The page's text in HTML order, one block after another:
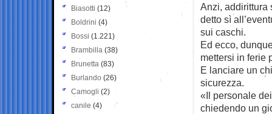
Anzi, addirittura
detto sì
sui caschi.
Ed ecco,
mettersi in ferie
E lanciare un
sicurezza.
«Il personale
chiedendo un
Biasotti (12)
Boldrini (4)
Bossi (1.221)
Brambilla (38)
Brunetta (83)
Burlando (26)
Camogli (2)
canile (4)